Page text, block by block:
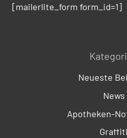
[mailerlite_form form_id=1]
Neueste
News
Apotheken-
Graffiti